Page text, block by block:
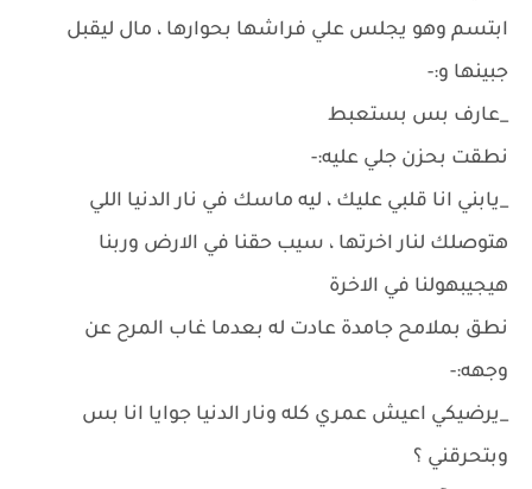
ابتسم وهو يجلس علي فراشها بحوارها ، مال ليقبل
جبينها و:-
_عارف بس بستعبط
نطقت بحزن جلي عليه:-
_يابني انا قلبي عليك ، ليه ماسك في نار الدنيا اللي
هتوصلك لنار اخرتها ، سيب حقنا في الارض وربنا
هيجيبهولنا في الاخرة
نطق بملامح جامدة عادت له بعدما غاب المرح عن
وجهه:-
_يرضيكي اعيش عمري كله ونار الدنيا جوايا انا بس
وبتحرقني ؟